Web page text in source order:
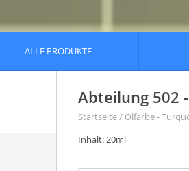
ALLE PRODUKTE
Abteilung 502
Startseite/ Ölfarbe -
Inhalt: 20ml